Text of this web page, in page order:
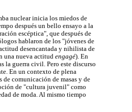
nuclear inicia los miedos de
después un bello ensayo a la
escéptica", que después de
hablaron de los "jóvenes de
desencantada y nihilista de
una nueva actitud engagé). En
la guerra civil. Pero este discurso
En un contexto de plena
comunicación de masas y de
de "cultura juvenil" como
de moda. Al mismo tiempo